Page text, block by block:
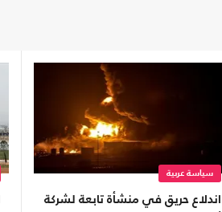
سياسة عربية
اندلاع حريق في منشأة تابعة لشركة